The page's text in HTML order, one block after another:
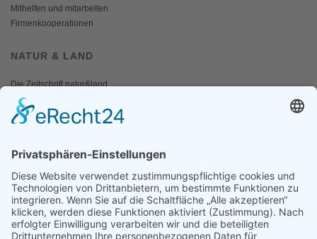
Mithelfen und mitarbeiten
Firmenkooperationen
NATUR & LAND
Die Zeitschrift natur&land
Archiv
Mediadaten
Fotos und Logos
Presseaussendungen
Presse
Presseinformationen abonnieren